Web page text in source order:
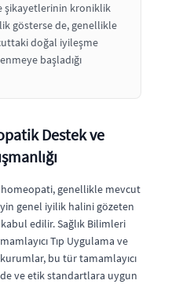
şikayetlerinin kroniklik
gösterse de, genellikle
doğal iyileşme
başladığı
Destek ve
genellikle mevcut
genel iyilik halini gözeten
edilir. Sağlık Bilimleri
Tıp Uygulama ve
bu tür tamamlayıcı
ve etik standartlara uygun